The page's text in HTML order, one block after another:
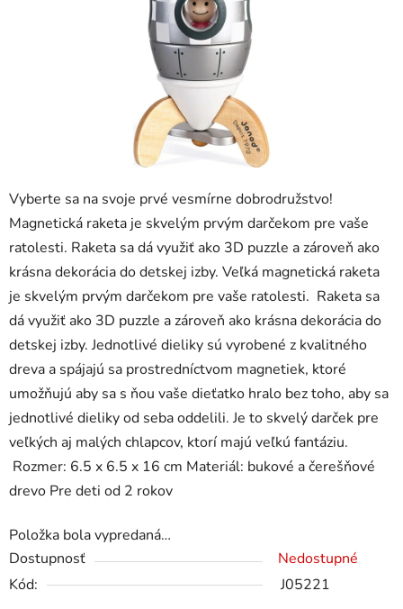
Vyberte sa na svoje prvé vesmírne dobrodružstvo!
Magnetická raketa je skvelým prvým darčekom pre vaše
ratolesti. Raketa sa dá využiť ako 3D puzzle a zároveň ako
krásna dekorácia do detskej izby. Veľká magnetická raketa
je skvelým prvým darčekom pre vaše ratolesti. Raketa sa
dá využiť ako 3D puzzle a zároveň ako krásna dekorácia do
detskej izby. Jednotlivé dieliky sú vyrobené z kvalitného
dreva a spájajú sa prostredníctvom magnetiek, ktoré
umožňujú aby sa s ňou vaše dieťatko hralo bez toho, aby sa
jednotlivé dieliky od seba oddelili. Je to skvelý darček pre
veľkých aj malých chlapcov, ktorí majú veľkú fantáziu.
Rozmer: 6.5 x 6.5 x 16 cm Materiál: bukové a čerešňové
drevo Pre deti od 2 rokov
Položka bola vypredaná…
Dostupnosť
Nedostupné
Kód:
J05221